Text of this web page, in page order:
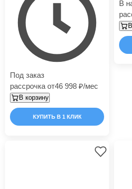
Под заказ
рассрочка от46 998 /мес
В корзину
КУПИТЬ В 1 КЛИК
В